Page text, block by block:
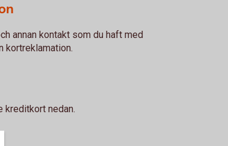
annan kontakt som du haft med
kortreklamation.
kreditkort nedan.